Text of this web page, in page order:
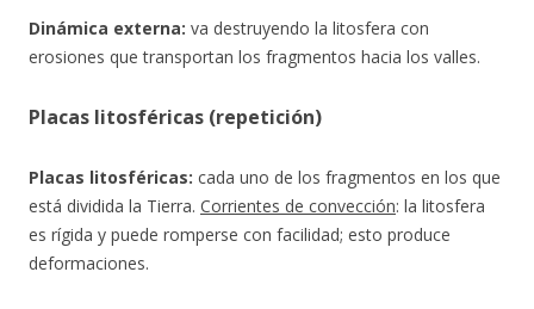
Dinámica externa: va destruyendo la litosfera con
erosiones que transportan los fragmentos hacia los valles.
Placas litosféricas (repetición)
Placas litosféricas: cada uno de los fragmentos en los que
está dividida la Tierra. Corrientes de convección: la litosfera
es rígida y puede romperse con facilidad; esto produce
deformaciones.